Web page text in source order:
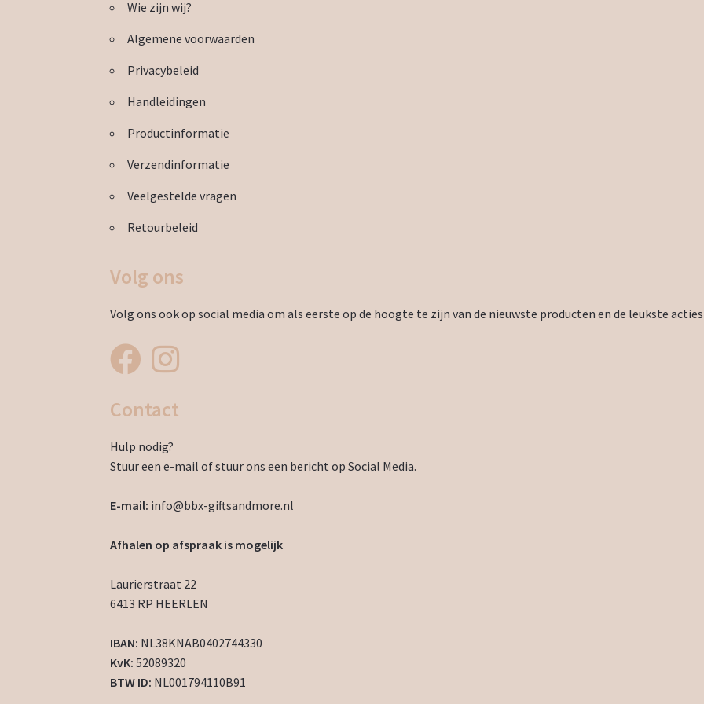
de
Wie zijn wij?
Algemene voorwaarden
Privacybeleid
Handleidingen
Productinformatie
Verzendinformatie
Veelgestelde vragen
Retourbeleid
Volg ons
Volg ons ook op social media om als eerste op de hoogte te zijn van de nieuwste producten en de leukste
Contact
Hulp nodig?
Stuur een e-mail of stuur ons een bericht op Social Media.
E-mail: info@bbx-giftsandmore.nl
Afhalen op afspraak is mogelijk
Laurierstraat 22
6413 RP HEERLEN
IBAN: NL38KNAB0402744330
KvK: 52089320
BTW ID: NL001794110B91